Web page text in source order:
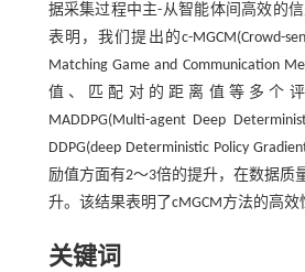
据采集过程中主-从智能体间高效的
表明，我们提出的c-MGCM(Crowd-
Matching Game and Communication
值、匹配对的距离值等多个
MADDPG(Multi-agent Deep
DDPG(deep Deterministic Policy
励值方面有2～3倍的提升，在数据质
升。该结果表明了cMGCM方法的高效
关键词